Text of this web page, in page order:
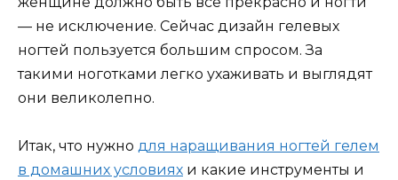
— не исключение. Сейчас дизайн гелевых
ногтей пользуется большим спросом. За
такими ноготками легко ухаживать и выглядят
они великолепно.
Итак, что нужно для наращивания ногтей гелем
в домашних условиях и какие инструменты и